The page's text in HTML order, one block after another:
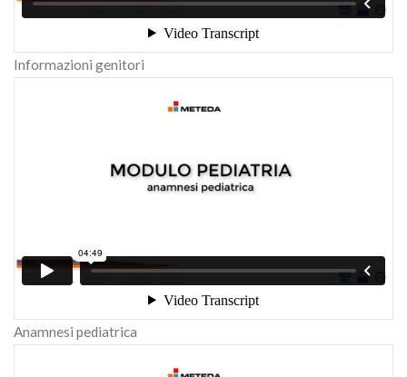
Informazioni genitori
Anamnesi pediatrica